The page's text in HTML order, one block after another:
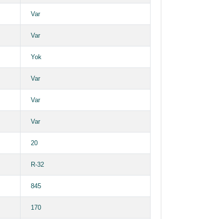
Var
Var
Yok
Var
Var
Var
20
R-32
845
170